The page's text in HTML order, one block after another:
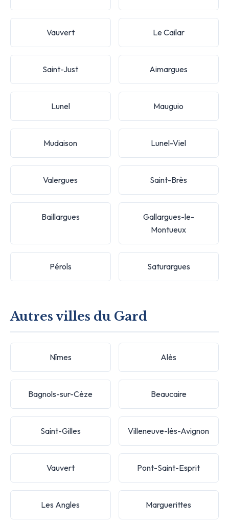
Vauvert Le Cailar
Saint-Just Aimargues
Lunel Mauguio
Mudaison Lunel-Viel
Valergues Saint-Brès
Baillargues
Gallargues-le-
Montueux
Pérols Saturargues
Autres villes du Gard
Nîmes Alès
Bagnols-sur-Cèze Beaucaire
Saint-Gilles Villeneuve-lès-Avignon
Vauvert Pont-Saint-Esprit
Les Angles Marguerittes